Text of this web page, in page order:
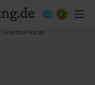
/ Friedhof Hardt